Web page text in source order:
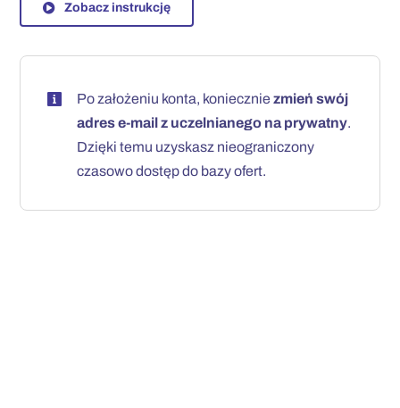
Zobacz instrukcję
Po założeniu konta, koniecznie zmień swój
adres e-mail z uczelnianego na prywatny.
Dzięki temu uzyskasz nieograniczony
czasowo dostęp do bazy ofert.